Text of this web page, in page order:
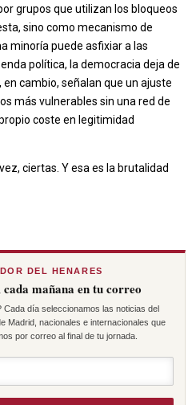
grupos que utilizan los bloqueos
sino como mecanismo de
minoría puede asfixiar a las
política, la democracia deja de
cambio, señalan que un ajuste
más vulnerables sin una red de
coste en legitimidad
ciertas. Y esa es la brutalidad
DEL HENARES
mañana en tu correo
día seleccionamos las noticias del
Madrid, nacionales e internacionales que
por correo al final de tu jornada.